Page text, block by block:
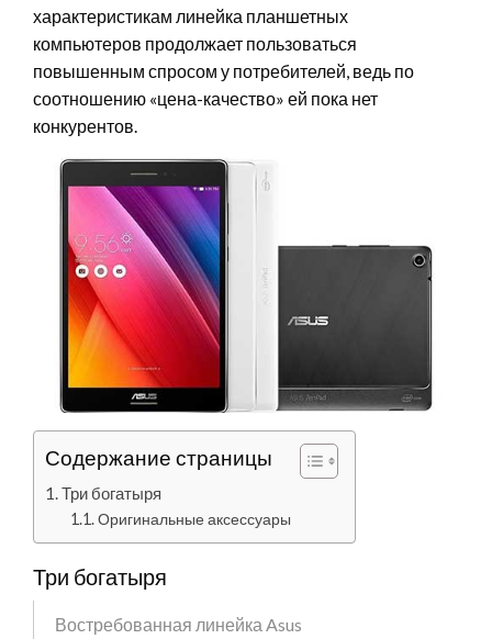
характеристикам линейка планшетных
компьютеров продолжает пользоваться
повышенным спросом у потребителей, ведь по
соотношению «цена-качество» ей пока нет
конкурентов.
Содержание страницы
Три богатыря
Оригинальные аксессуары
Три богатыря
Востребованная линейка Asus